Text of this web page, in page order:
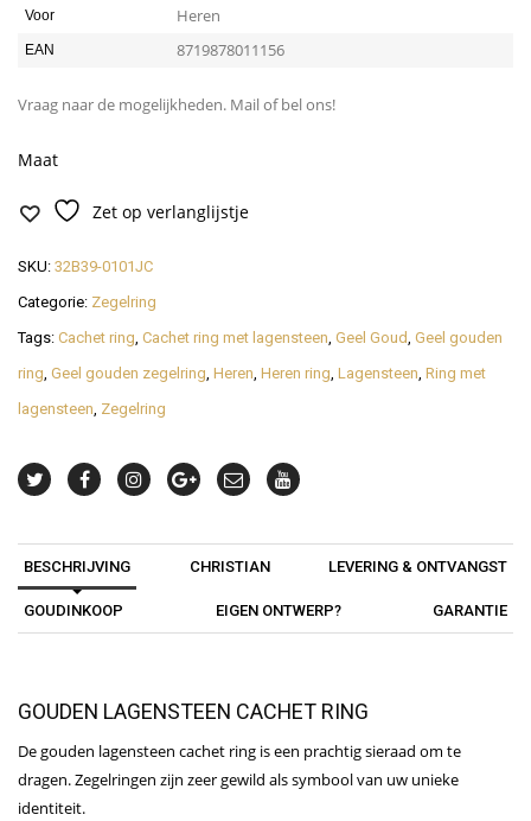
Voor Heren
EAN 8719878011156
Vraag naar de mogelijkheden. Mail of bel ons!
Maat
Zet op verlanglijstje
SKU: 32B39-0101JC
Categorie: Zegelring
Tags: Cachet ring, Cachet ring met lagensteen, Geel Goud, Geel gouden
ring, Geel gouden zegelring, Heren, Heren ring, Lagensteen, Ring met
lagensteen, Zegelring
BESCHRIJVING CHRISTIAN LEVERING & ONTVANGST
GOUDINKOOP EIGEN ONTWERP? GARANTIE
GOUDEN LAGENSTEEN CACHET RING
De gouden lagensteen cachet ring is een prachtig sieraad om te
dragen. Zegelringen zijn zeer gewild als symbool van uw unieke
identiteit.